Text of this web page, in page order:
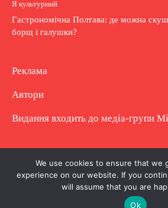
Я культурний
Гастрономічна Полтава: де можна
борщ і галушки?
Реклама
Автори
Видання входить до медіа-групи
Copyright © Повне використання
заборонено. Частково можна з
We use cookies to ensure that we
experience on our website. If you
will assume that you are
Ok